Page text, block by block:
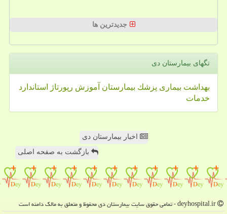
جدیدترین ها
تگهای بیمارستان دی
بهداشت بیماری پزشك بیمارستان آموزش رپورتاژ
استاندارد
خدمات
اخبار بیمارستان دی
بازگشت به صفحه اصلی